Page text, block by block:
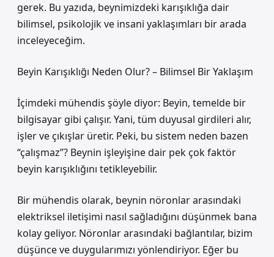
gerek. Bu yazıda, beynimizdeki karışıklığa dair
bilimsel, psikolojik ve insani yaklaşımları bir arada
inceleyeceğim.
Beyin Karışıklığı Neden Olur? – Bilimsel Bir Yaklaşım
İçimdeki mühendis şöyle diyor: Beyin, temelde bir
bilgisayar gibi çalışır. Yani, tüm duyusal girdileri alır,
işler ve çıkışlar üretir. Peki, bu sistem neden bazen
“çalışmaz”? Beynin işleyişine dair pek çok faktör
beyin karışıklığını tetikleyebilir.
Bir mühendis olarak, beynin nöronlar arasındaki
elektriksel iletişimi nasıl sağladığını düşünmek bana
kolay geliyor. Nöronlar arasındaki bağlantılar, bizim
düşünce ve duygularımızı yönlendiriyor. Eğer bu